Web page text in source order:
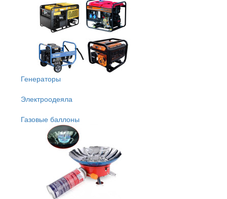
Генераторы
Электроодеяла
Газовые баллоны